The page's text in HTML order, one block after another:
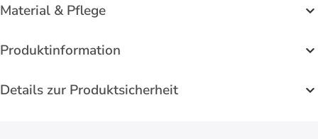
Material & Pflege
Produktinformation
Details zur Produktsicherheit